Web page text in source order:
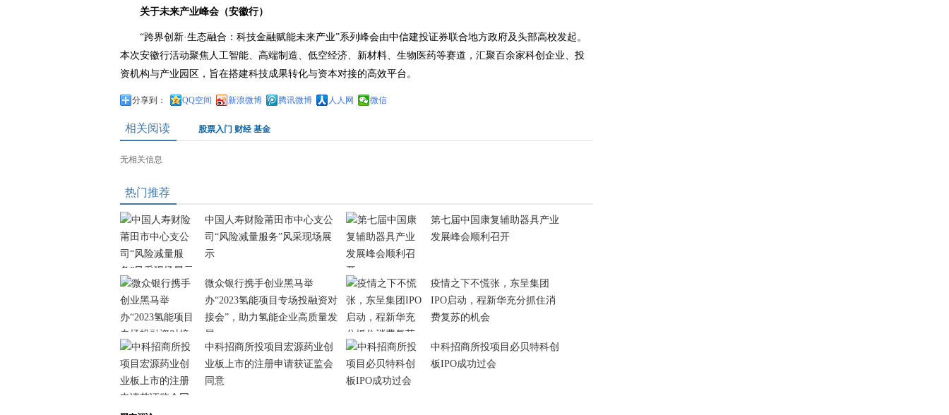
关于未来产业峰会（安徽行）
“跨界创新·生态融合：科技金融赋能未来产业”系列峰会由中信建投证券联合地方政府及头部高校发起。
本次安徽行活动聚焦人工智能、高端制造、低空经济、新材料、生物医药等赛道，汇聚百余家科创企业、投
资机构与产业园区，旨在搭建科技成果转化与资本对接的高效平台。
分享到： QQ空间 新浪微博 腾讯微博 人人网 微信
相关阅读 股票入门 财经 基金
无相关信息
热门推荐
中国人寿财险莆田市中心支公
司“风险减量服务”风采现场展
示
第七届中国康复辅助器具产业
发展峰会顺利召开
微众银行携手创业黑马举
办“2023氢能项目专场投融资对
接会”，助力氢能企业高质量发
展
疫情之下不慌张，东呈集团
IPO启动，程新华充分抓住消
费复苏的机会
中科招商所投项目宏源药业创
业板上市的注册申请获证监会
同意
中科招商所投项目必贝特科创
板IPO成功过会